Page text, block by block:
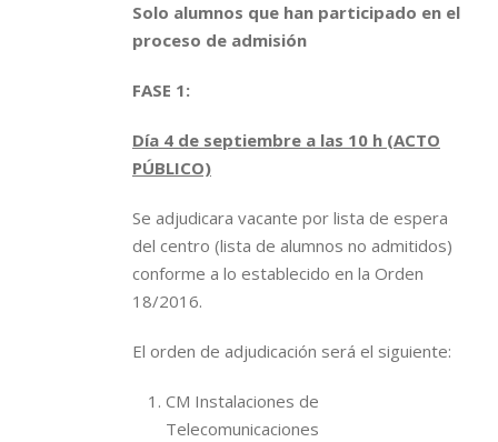
Solo alumnos que han participado en el
proceso de admisión
FASE 1:
Día 4 de septiembre a las 10 h (ACTO
PÚBLICO)
Se adjudicara vacante por lista de espera
del centro (lista de alumnos no admitidos)
conforme a lo establecido en la Orden
18/2016.
El orden de adjudicación será el siguiente:
CM Instalaciones de
Telecomunicaciones